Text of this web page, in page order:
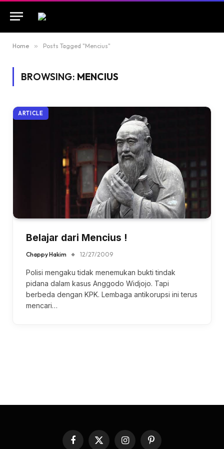
Home » Posts Tagged "Mencius"
BROWSING: MENCIUS
ARTICLE
Belajar dari Mencius !
Chappy Hakim 12/27/2009
Polisi mengaku tidak menemukan bukti tindak
pidana dalam kasus Anggodo Widjojo. Tapi
berbeda dengan KPK. Lembaga antikorupsi ini terus
mencari…
Facebook
X InstagramPinterest